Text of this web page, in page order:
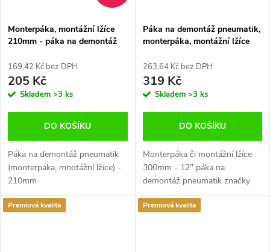
Monterpáka, montážní lžíce
210mm - páka na demontáž
AN010188C
169,42 Kč bez DPH
205 Kč
Skladem >3 ks
DO KOŠÍKU
Páka na demontáž pneumatik
(monterpáka, mnotážní lžíce) -
210mm
Páka na demontáž pneumatik,
monterpáka, montážní lžíce
263,64 Kč bez DPH
319 Kč
Skladem >3 ks
DO KOŠÍKU
Monterpáka či montážní lžíce
300mm - 12" páka na
demontáž pneumatik značky
Jonnesway
Premiová kvalita Premiová kvalita